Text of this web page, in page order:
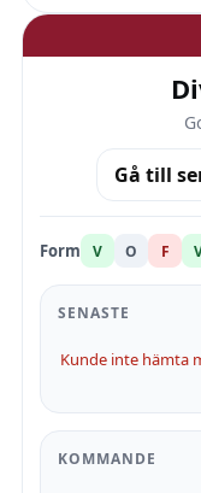
Gå till
Form V O F
SENASTE
Kunde inte hämta
KOMMANDE